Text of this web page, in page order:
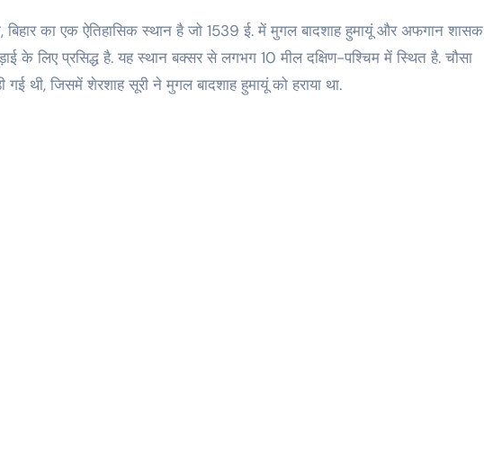
बिहार का एक ऐतिहासिक स्थान है जो 1539 ई. में मुगल बादशाह हुमायूं और अफगान शासक
के लिए प्रसिद्ध है. यह स्थान बक्सर से लगभग 10 मील दक्षिण-पश्चिम में स्थित है. चौसा
थी, जिसमें शेरशाह सूरी ने मुगल बादशाह हुमायूं को हराया था.